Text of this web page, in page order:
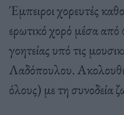
Έμπειροι χορευτές
ερωτικό χορό μέσα
γοητείας υπό τις
Λαδόπουλου.
όλους) με τη συνοδεία